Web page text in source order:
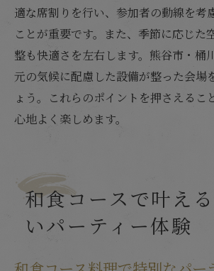
適な席割りを行い、参加者の動線を考
ことが重要です。また、季節に応じた
整も快適さを左右します。熊谷市・桶
元の気候に配慮した設備が整った会場
ょう。これらのポイントを押さえるこ
心地よく楽しめます。
和食コースで叶え
いパーティー体験